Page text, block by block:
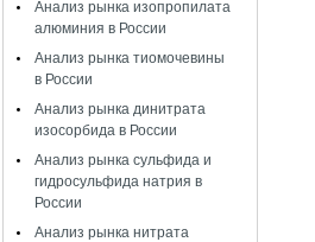
Анализ рынка изопропилата
алюминия в России
Анализ рынка тиомочевины
в России
Анализ рынка динитрата
изосорбида в России
Анализ рынка сульфида и
гидросульфида натрия в
России
Анализ рынка нитрата